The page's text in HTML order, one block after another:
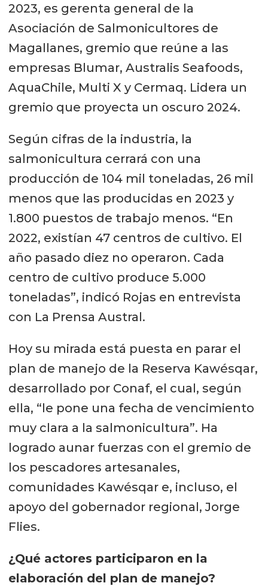
2023, es gerenta general de la
Asociación de Salmonicultores de
Magallanes, gremio que reúne a las
empresas Blumar, Australis Seafoods,
AquaChile, Multi X y Cermaq. Lidera un
gremio que proyecta un oscuro 2024.
Según cifras de la industria, la
salmonicultura cerrará con una
producción de 104 mil toneladas, 26 mil
menos que las producidas en 2023 y
1.800 puestos de trabajo menos. “En
2022, existían 47 centros de cultivo. El
año pasado diez no operaron. Cada
centro de cultivo produce 5.000
toneladas”, indicó Rojas en entrevista
con La Prensa Austral.
Hoy su mirada está puesta en parar el
plan de manejo de la Reserva Kawésqar,
desarrollado por Conaf, el cual, según
ella, “le pone una fecha de vencimiento
muy clara a la salmonicultura”. Ha
logrado aunar fuerzas con el gremio de
los pescadores artesanales,
comunidades Kawésqar e, incluso, el
apoyo del gobernador regional, Jorge
Flies.
¿Qué actores participaron en la
elaboración del plan de manejo?